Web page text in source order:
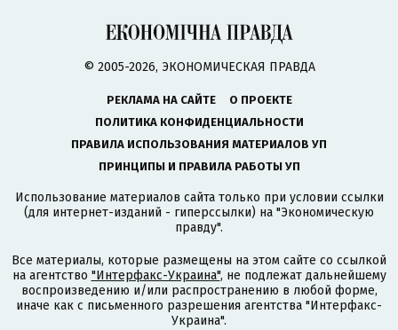
© 2005-2026, ЭКОНОМИЧЕСКАЯ ПРАВДА
РЕКЛАМА НА САЙТЕ
О ПРОЕКТЕ
ПОЛИТИКА КОНФИДЕНЦИАЛЬНОСТИ
ПРАВИЛА ИСПОЛЬЗОВАНИЯ МАТЕРИАЛОВ УП
ПРИНЦИПЫ И ПРАВИЛА РАБОТЫ УП
Использование материалов сайта только при условии ссылки
(для интернет-изданий - гиперссылки) на "Экономическую
правду".
Все материалы, которые размещены на этом сайте со ссылкой
на агентство "Интерфакс-Украина", не подлежат дальнейшему
воспроизведению и/или распространению в любой форме,
иначе как с письменного разрешения агентства "Интерфакс-
Украина".